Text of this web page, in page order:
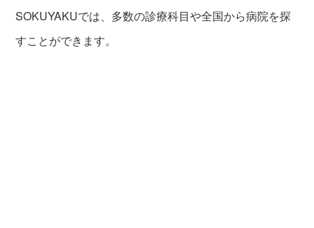
SOKUYAKUでは、多数の診療科目や全国から病院を探
すことができます。